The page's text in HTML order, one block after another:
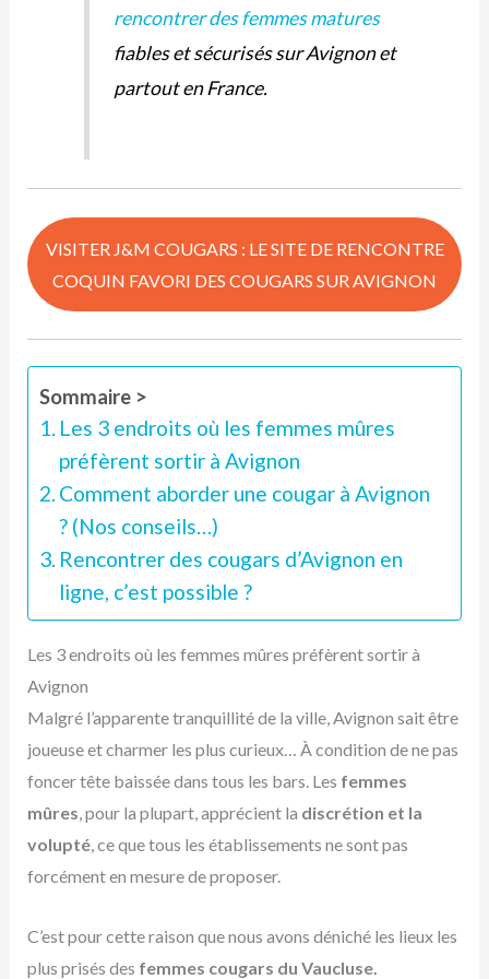
rencontrer des femmes matures
fiables et sécurisés sur Avignon et
partout en France.
VISITER J&M COUGARS : LE SITE DE RENCONTRE
COQUIN FAVORI DES COUGARS SUR AVIGNON
Sommaire >
Les 3 endroits où les femmes mûres
préfèrent sortir à Avignon
Comment aborder une cougar à Avignon
? (Nos conseils…)
Rencontrer des cougars d’Avignon en
ligne, c’est possible ?
Les 3 endroits où les femmes mûres préfèrent sortir à
Avignon
Malgré l’apparente tranquillité de la ville, Avignon sait être
joueuse et charmer les plus curieux… À condition de ne pas
foncer tête baissée dans tous les bars. Les femmes
mûres, pour la plupart, apprécient la discrétion et la
volupté, ce que tous les établissements ne sont pas
forcément en mesure de proposer.
C’est pour cette raison que nous avons déniché les lieux les
plus prisés des femmes cougars du Vaucluse.